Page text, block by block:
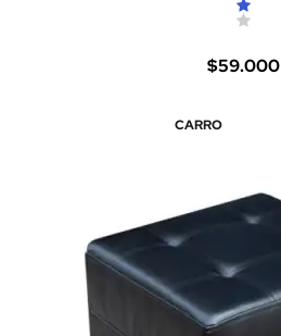
$59.000
CARRO